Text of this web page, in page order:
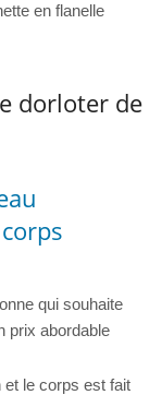
en flanelle
dorloter de
qui souhaite
prix abordable
et le corps est fait